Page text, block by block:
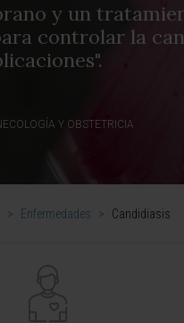
y un
controlar la
Y OBSTETRICIA
> Enfermedades > Candidiasis